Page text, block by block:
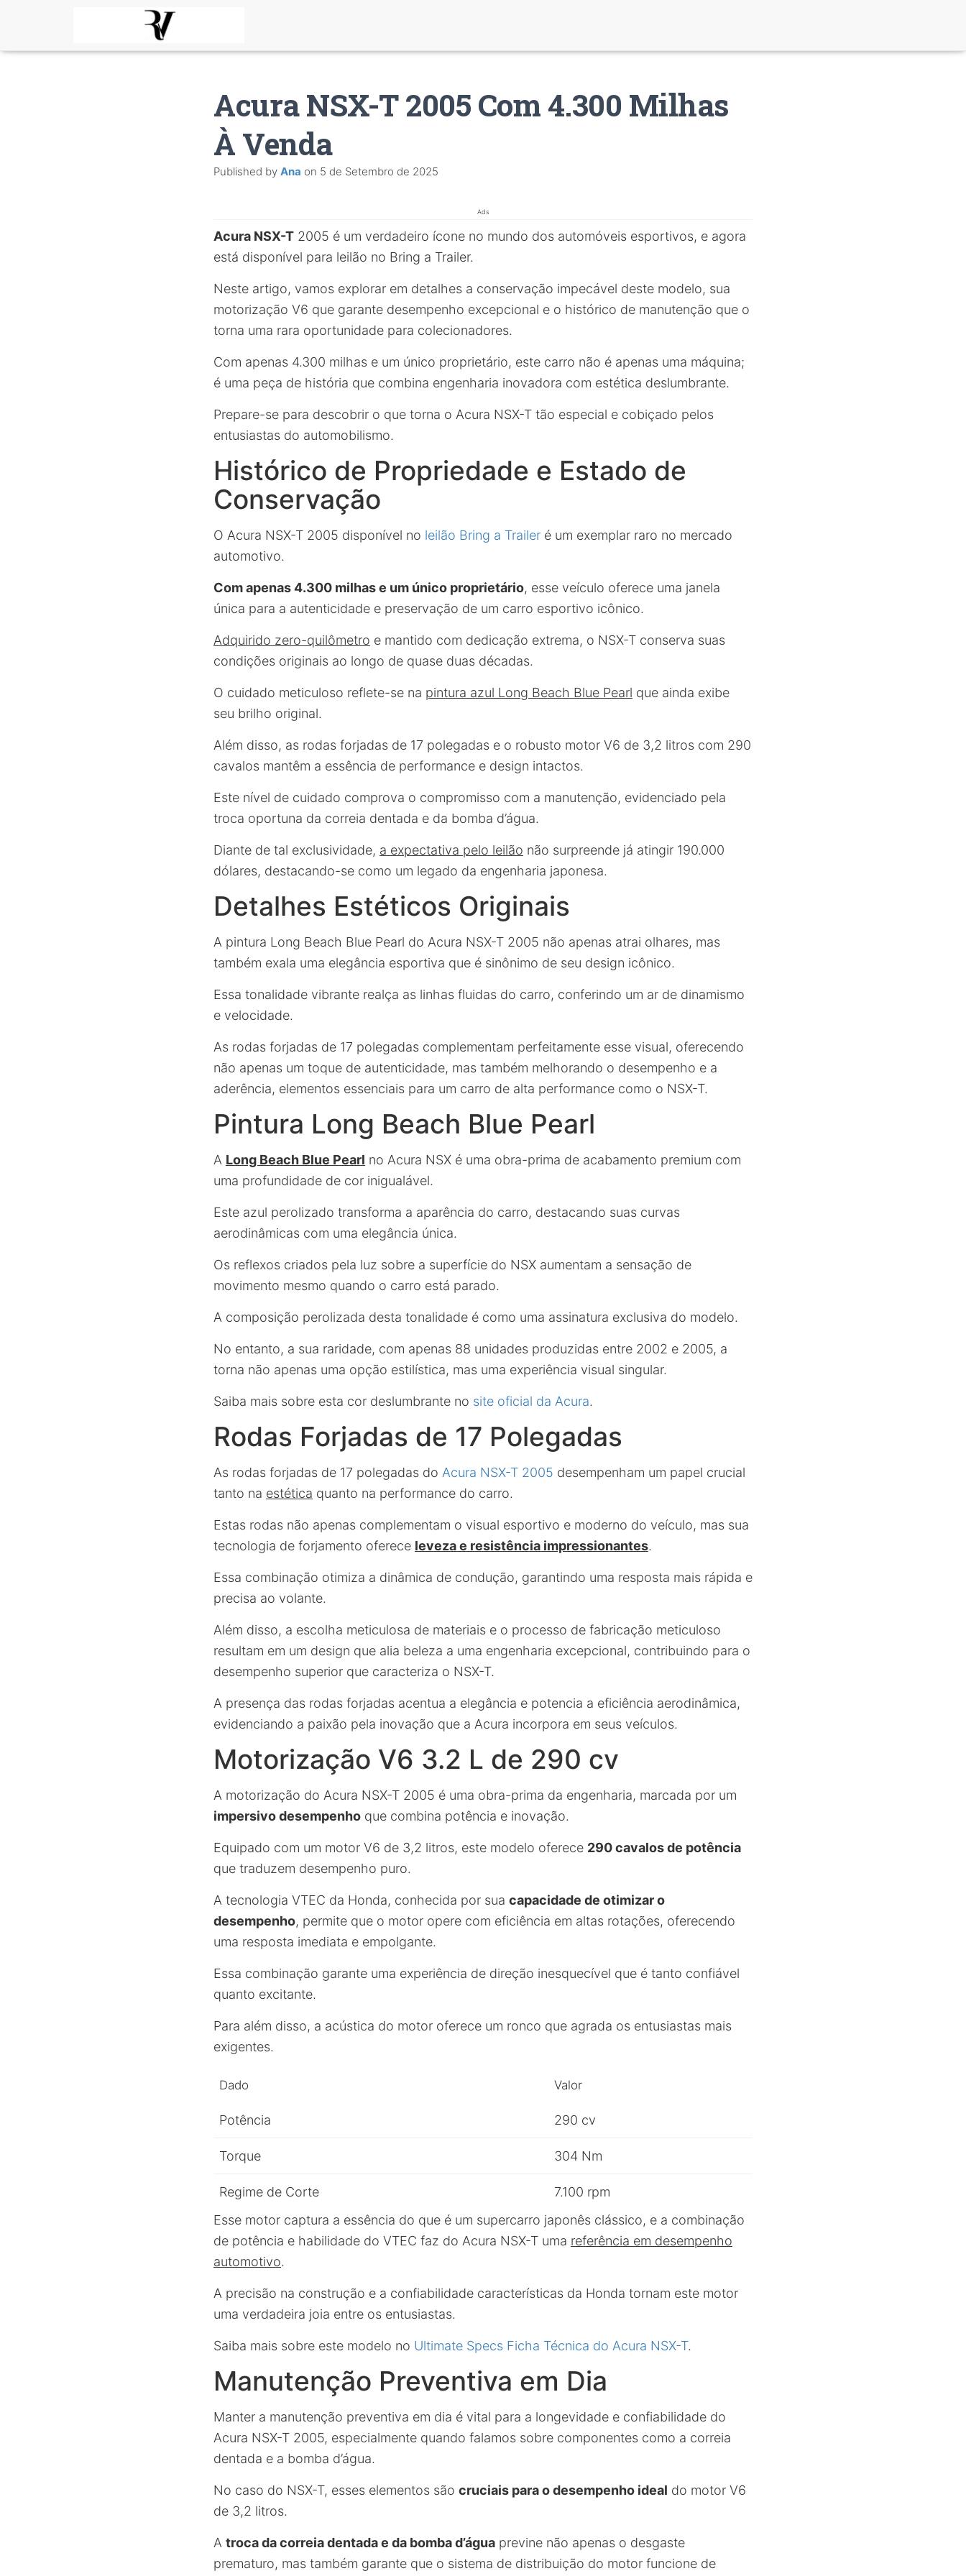
Acura NSX-T 2005 Com 4.300 Milhas
À Venda
Published by Ana on 5 de Setembro de 2025
Ads
Acura NSX-T 2005 é um verdadeiro ícone no mundo dos automóveis esportivos, e agora
está disponível para leilão no Bring a Trailer.
Neste artigo, vamos explorar em detalhes a conservação impecável deste modelo, sua
motorização V6 que garante desempenho excepcional e o histórico de manutenção que o
torna uma rara oportunidade para colecionadores.
Com apenas 4.300 milhas e um único proprietário, este carro não é apenas uma máquina;
é uma peça de história que combina engenharia inovadora com estética deslumbrante.
Prepare-se para descobrir o que torna o Acura NSX-T tão especial e cobiçado pelos
entusiastas do automobilismo.
Histórico de Propriedade e Estado de
Conservação
O Acura NSX-T 2005 disponível no leilão Bring a Trailer é um exemplar raro no mercado
automotivo.
Com apenas 4.300 milhas e um único proprietário, esse veículo oferece uma janela
única para a autenticidade e preservação de um carro esportivo icônico.
Adquirido zero-quilômetro e mantido com dedicação extrema, o NSX-T conserva suas
condições originais ao longo de quase duas décadas.
O cuidado meticuloso reflete-se na pintura azul Long Beach Blue Pearl que ainda exibe
seu brilho original.
Além disso, as rodas forjadas de 17 polegadas e o robusto motor V6 de 3,2 litros com 290
cavalos mantêm a essência de performance e design intactos.
Este nível de cuidado comprova o compromisso com a manutenção, evidenciado pela
troca oportuna da correia dentada e da bomba d’água.
Diante de tal exclusividade, a expectativa pelo leilão não surpreende já atingir 190.000
dólares, destacando-se como um legado da engenharia japonesa.
Detalhes Estéticos Originais
A pintura Long Beach Blue Pearl do Acura NSX-T 2005 não apenas atrai olhares, mas
também exala uma elegância esportiva que é sinônimo de seu design icônico.
Essa tonalidade vibrante realça as linhas fluidas do carro, conferindo um ar de dinamismo
e velocidade.
As rodas forjadas de 17 polegadas complementam perfeitamente esse visual, oferecendo
não apenas um toque de autenticidade, mas também melhorando o desempenho e a
aderência, elementos essenciais para um carro de alta performance como o NSX-T.
Pintura Long Beach Blue Pearl
A Long Beach Blue Pearl no Acura NSX é uma obra-prima de acabamento premium com
uma profundidade de cor inigualável.
Este azul perolizado transforma a aparência do carro, destacando suas curvas
aerodinâmicas com uma elegância única.
Os reflexos criados pela luz sobre a superfície do NSX aumentam a sensação de
movimento mesmo quando o carro está parado.
A composição perolizada desta tonalidade é como uma assinatura exclusiva do modelo.
No entanto, a sua raridade, com apenas 88 unidades produzidas entre 2002 e 2005, a
torna não apenas uma opção estilística, mas uma experiência visual singular.
Saiba mais sobre esta cor deslumbrante no site oficial da Acura.
Rodas Forjadas de 17 Polegadas
As rodas forjadas de 17 polegadas do Acura NSX-T 2005 desempenham um papel crucial
tanto na estética quanto na performance do carro.
Estas rodas não apenas complementam o visual esportivo e moderno do veículo, mas sua
tecnologia de forjamento oferece leveza e resistência impressionantes.
Essa combinação otimiza a dinâmica de condução, garantindo uma resposta mais rápida e
precisa ao volante.
Além disso, a escolha meticulosa de materiais e o processo de fabricação meticuloso
resultam em um design que alia beleza a uma engenharia excepcional, contribuindo para o
desempenho superior que caracteriza o NSX-T.
A presença das rodas forjadas acentua a elegância e potencia a eficiência aerodinâmica,
evidenciando a paixão pela inovação que a Acura incorpora em seus veículos.
Motorização V6 3.2 L de 290 cv
A motorização do Acura NSX-T 2005 é uma obra-prima da engenharia, marcada por um
impersivo desempenho que combina potência e inovação.
Equipado com um motor V6 de 3,2 litros, este modelo oferece 290 cavalos de potência
que traduzem desempenho puro.
A tecnologia VTEC da Honda, conhecida por sua capacidade de otimizar o
desempenho, permite que o motor opere com eficiência em altas rotações, oferecendo
uma resposta imediata e empolgante.
Essa combinação garante uma experiência de direção inesquecível que é tanto confiável
quanto excitante.
Para além disso, a acústica do motor oferece um ronco que agrada os entusiastas mais
exigentes.
Dado Valor
Potência 290 cv
Torque 304 Nm
Regime de Corte
7.100 rpm
Esse motor captura a essência do que é um supercarro japonês clássico, e a combinação
de potência e habilidade do VTEC faz do Acura NSX-T uma referência em desempenho
automotivo.
A precisão na construção e a confiabilidade características da Honda tornam este motor
uma verdadeira joia entre os entusiastas.
Saiba mais sobre este modelo no Ultimate Specs Ficha Técnica do Acura NSX-T.
Manutenção Preventiva em Dia
Manter a manutenção preventiva em dia é vital para a longevidade e confiabilidade do
Acura NSX-T 2005, especialmente quando falamos sobre componentes como a correia
dentada e a bomba d’água.
No caso do NSX-T, esses elementos são cruciais para o desempenho ideal do motor V6
de 3,2 litros.
A troca da correia dentada e da bomba d’água previne não apenas o desgaste
prematuro, mas também garante que o sistema de distribuição do motor funcione de